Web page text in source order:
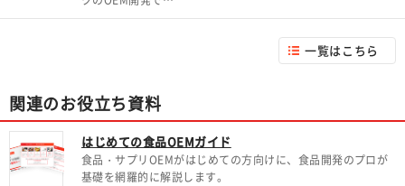
一覧はこちら
関連のお役立ち資料
はじめての食品OEMガイド
食品・サプリOEMがはじめての方向けに、食品開発のプロが
基礎を網羅的に解説します。